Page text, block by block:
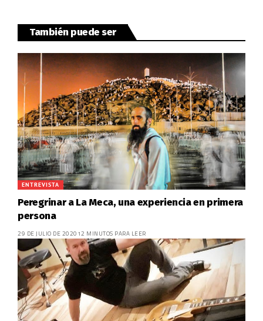
También puede ser
ENTREVISTA
Peregrinar a La Meca, una experiencia en primera
persona
29 DE JULIO DE 2020 12 MINUTOS PARA LEER